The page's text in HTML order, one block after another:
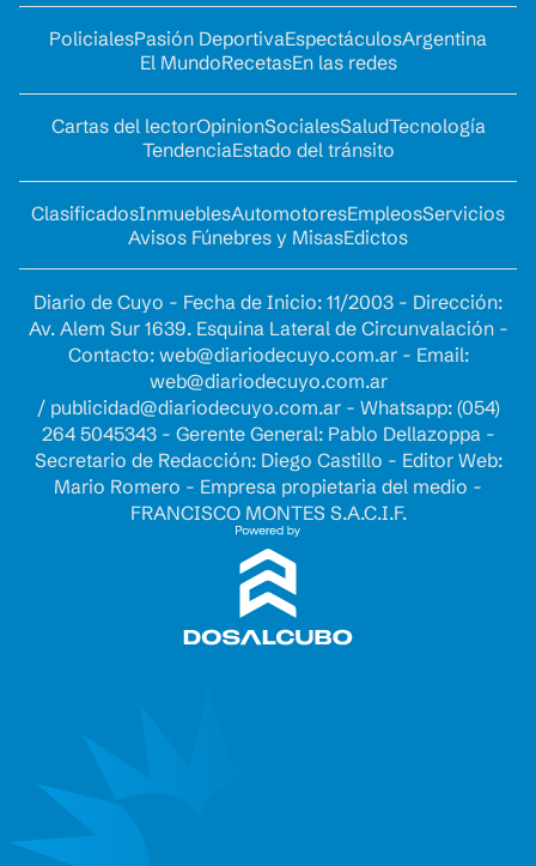
PolicialesPasión DeportivaEspectáculosArgentina
El MundoRecetasEn las redes
Cartas del lectorOpinionSocialesSaludTecnología
TendenciaEstado del tránsito
ClasificadosInmueblesAutomotoresEmpleosServicios
Avisos Fúnebres y MisasEdictos
Diario de Cuyo - Fecha de Inicio: 11/2003 - Dirección:
Av. Alem Sur 1639. Esquina Lateral de Circunvalación -
Contacto: web@diariodecuyo.com.ar- Email:
web@diariodecuyo.com.ar
/ publicidad@diariodecuyo.com.ar- Whatsapp: (054)
264 5045343 - Gerente General: Pablo Dellazoppa -
Secretario de Redacción: Diego Castillo - Editor Web:
Mario Romero - Empresa propietaria del medio -
FRANCISCO MONTES S.A.C.I.F.